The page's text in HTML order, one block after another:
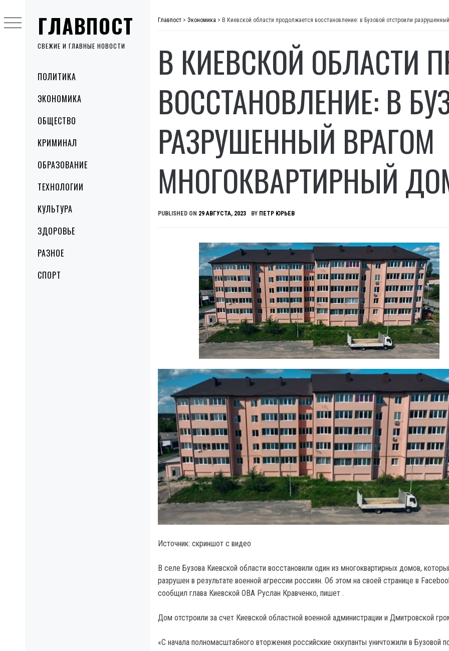
ГЛАВПОСТ
СВЕЖИЕ И ГЛАВНЫЕ НОВОСТИ
MenuПОЛИТИКА
ЭКОНОМИКА
ОБЩЕСТВО
КРИМИНАЛ
ОБРАЗОВАНИЕ
ТЕХНОЛОГИИ
КУЛЬТУРА
ЗДОРОВЬЕ
РАЗНОЕ
СПОРТ
to
content
Главпост > Экономика > В Киевской области продолжается восстановление: в Бузовой отстроили
В КИЕВСКОЙ ОБЛАСТИ
ВОССТАНОВЛЕНИЕ: В
РАЗРУШЕННЫЙ ВРАГОМ
МНОГОКВАРТИРНЫЙ
PUBLISHED ON 29 АВГУСТА, 2023 BY ПЕТР ЮРЬЕВ
Источник: скриншот с видео
В селе Бузова Киевской области восстановили один из многоквартирных домов,
разрушен в результате военной агрессии россиян. Об этом на своей странице в
сообщил глава Киевской ОВА Руслан Кравченко, пишет .
Дом отстроили за счет Киевской областной военной администрации и Дмитровской
«С начала полномасштабного вторжения российские оккупанты уничтожили в Бузовой